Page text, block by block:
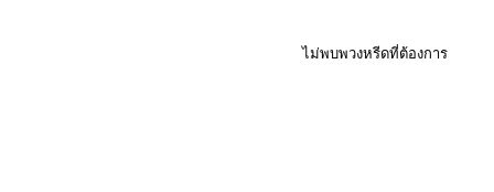
ไม่พบพวงหรีดที่ต้องการ